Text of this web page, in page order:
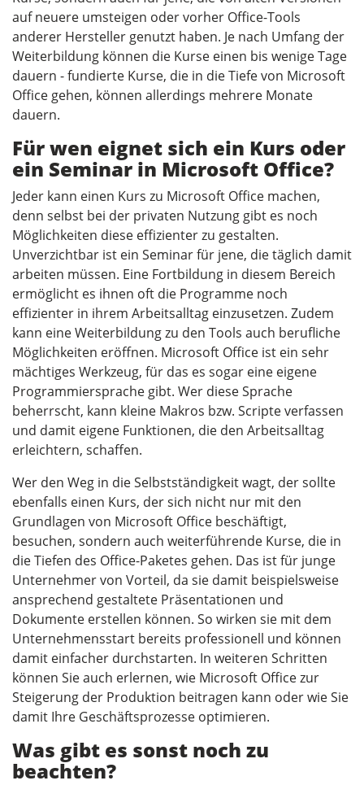
auf neuere umsteigen oder vorher Office-Tools
anderer Hersteller genutzt haben. Je nach Umfang der
Weiterbildung können die Kurse einen bis wenige Tage
dauern - fundierte Kurse, die in die Tiefe von Microsoft
Office gehen, können allerdings mehrere Monate
dauern.
Für wen eignet sich ein Kurs oder
ein Seminar in Microsoft Office?
Jeder kann einen Kurs zu Microsoft Office machen,
denn selbst bei der privaten Nutzung gibt es noch
Möglichkeiten diese effizienter zu gestalten.
Unverzichtbar ist ein Seminar für jene, die täglich damit
arbeiten müssen. Eine Fortbildung in diesem Bereich
ermöglicht es ihnen oft die Programme noch
effizienter in ihrem Arbeitsalltag einzusetzen. Zudem
kann eine Weiterbildung zu den Tools auch berufliche
Möglichkeiten eröffnen. Microsoft Office ist ein sehr
mächtiges Werkzeug, für das es sogar eine eigene
Programmiersprache gibt. Wer diese Sprache
beherrscht, kann kleine Makros bzw. Scripte verfassen
und damit eigene Funktionen, die den Arbeitsalltag
erleichtern, schaffen.
Wer den Weg in die Selbstständigkeit wagt, der sollte
ebenfalls einen Kurs, der sich nicht nur mit den
Grundlagen von Microsoft Office beschäftigt,
besuchen, sondern auch weiterführende Kurse, die in
die Tiefen des Office-Paketes gehen. Das ist für junge
Unternehmer von Vorteil, da sie damit beispielsweise
ansprechend gestaltete Präsentationen und
Dokumente erstellen können. So wirken sie mit dem
Unternehmensstart bereits professionell und können
damit einfacher durchstarten. In weiteren Schritten
können Sie auch erlernen, wie Microsoft Office zur
Steigerung der Produktion beitragen kann oder wie Sie
damit Ihre Geschäftsprozesse optimieren.
Was gibt es sonst noch zu
beachten?